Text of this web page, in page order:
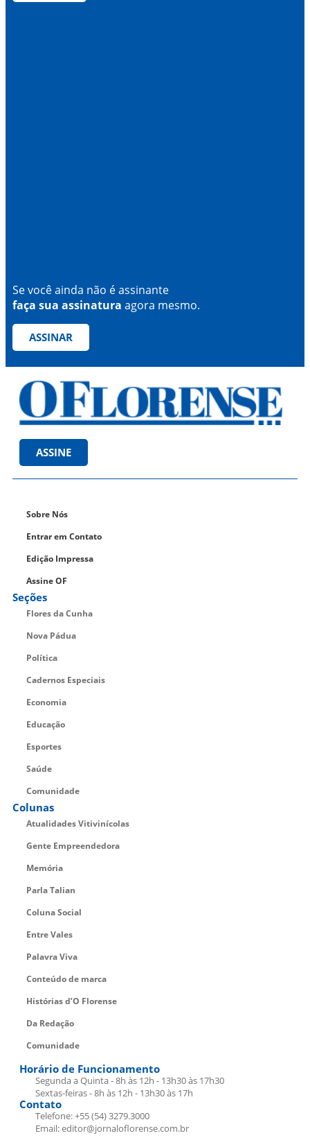
Se você ainda não é assinante
faça sua assinatura agora mesmo.
ASSINAR
ASSINE
Sobre Nós
Entrar em Contato
Edição Impressa
Assine OF
Seções
Flores da Cunha
Nova Pádua
Política
Cadernos Especiais
Economia
Educação
Esportes
Saúde
Comunidade
Colunas
Atualidades Vitivinícolas
Gente Empreendedora
Memória
Parla Talian
Coluna Social
Entre Vales
Palavra Viva
Conteúdo de marca
Histórias d’O Florense
Da Redação
Comunidade
Horário de Funcionamento
Segunda a Quinta - 8h às 12h - 13h30 às 17h30
Sextas-feiras - 8h às 12h - 13h30 às 17h
Contato
Telefone: +55 (54) 3279.3000
Email: editor@jornaloflorense.com.br